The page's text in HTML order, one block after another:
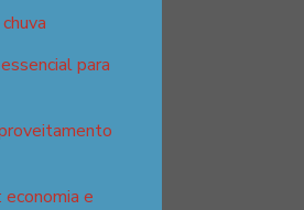
para
economia e